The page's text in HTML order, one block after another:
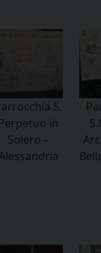
S.
Perpetuo in
Solero –